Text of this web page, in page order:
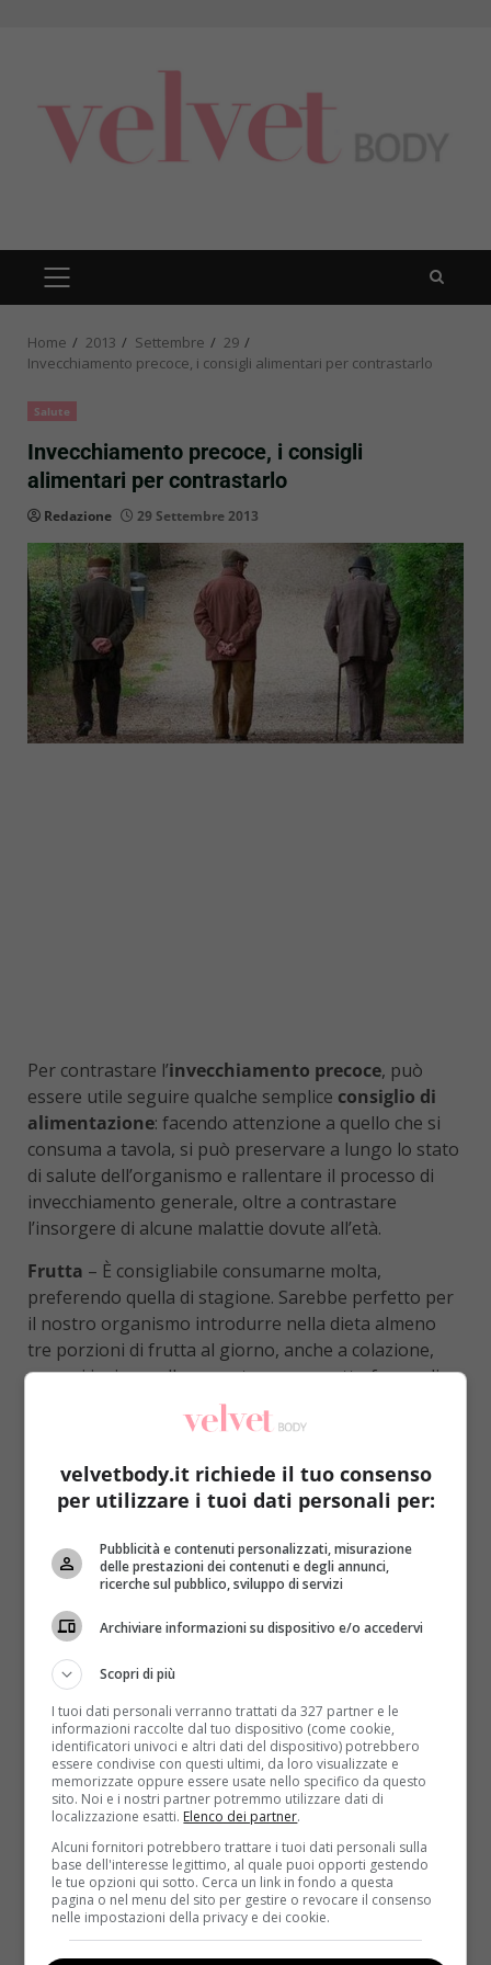
PRIMARY
MENU
Home 2013 Settembre
29
Invecchiamento precoce, i consigli alimentari per contrastarlo
Salute
Invecchiamento precoce, i consigli
alimentari per contrastarlo
Redazione 29 Settembre 2013
Per contrastare l’invecchiamento precoce, può
essere utile seguire qualche semplice consiglio di
alimentazione: facendo attenzione a quello che si
consuma a tavola, si può preservare a lungo lo stato
di salute dell’organismo e rallentare il processo di
invecchiamento generale, oltre a contrastare
l’insorgere di alcune malattie dovute all’età.
Frutta – È consigliabile consumarne molta,
preferendo quella di stagione. Sarebbe perfetto per
il nostro organismo introdurre nella dieta almeno
tre porzioni di frutta al giorno, anche a colazione,
magari insieme allo yogurt, oppure sotto forma di
macedonia o frappé, una ricetta particolarmente
indicata per gli anziani che hanno difficoltà a
modo saranno più invogliati a mangiarla. La frutta
poi si presta anche a combinazioni molto gustose, ad
primi piatti (come ad esempio il risotto alle fragole).
esperti è di assumerne almeno due porzioni al
giorno, cruda o cotta. Chi non la apprezza, potrebbe
cominciare a inserirla nella propria alimentazione
per guarnire piatti, condire i primi, farcire gli
antipasti. Come per la frutta, anche la verdura può
essere passata o frullata, è può essere utilizzata per
farcire pizze e torte salate.
Cereali e alimenti integrali– È importante
assumere anche una piccola quantità di cereali ad
ogni pasto, alternando i prodotti raffinati con quelli
integrali. A colazione è possibile mangiare fette
biscottate, pane, biscotti secchi e cereali croccanti; a
velvetbody.it richiede il tuo consenso
per utilizzare i tuoi dati personali per:
Pubblicità e contenuti personalizzati, misurazione
delle prestazioni dei contenuti e degli annunci,
ricerche sul pubblico, sviluppo di servizi
Archiviare informazioni su dispositivo e/o accedervi
Scopri di più
I tuoi dati personali verranno trattati da 327 partner e le
informazioni raccolte dal tuo dispositivo (come cookie,
identificatori univoci e altri dati del dispositivo) potrebbero
essere condivise con questi ultimi, da loro visualizzate e
memorizzate oppure essere usate nello specifico da questo
sito. Noi e i nostri partner potremmo utilizzare dati di
localizzazione esatti. Elenco dei partner.
Alcuni fornitori potrebbero trattare i tuoi dati personali sulla
base dell'interesse legittimo, al quale puoi opporti gestendo
le tue opzioni qui sotto. Cerca un link in fondo a questa
pagina o nel menu del sito per gestire o revocare il consenso
nelle impostazioni della privacy e dei cookie.